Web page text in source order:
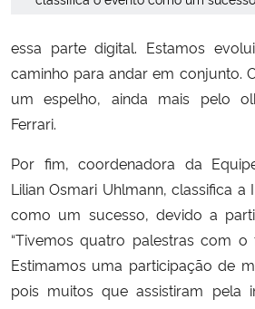
essa parte digital. Estamos
caminho para andar em conjunto.
um espelho, ainda mais pelo
Ferrari.
Por fim, coordenadora da
Lilian Osmari Uhlmann, classifica a
como um sucesso, devido a
“Tivemos quatro palestras com
Estimamos uma participação de
pois muitos que assistiram pela